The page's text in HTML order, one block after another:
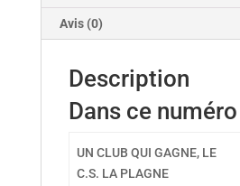
Avis (0)
Description
Dans ce numéro
UN CLUB QUI GAGNE, LE
C.S. LA PLAGNE